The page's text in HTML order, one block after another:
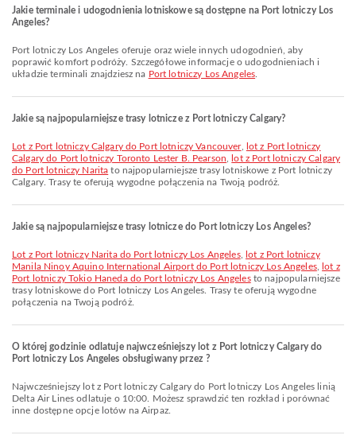
Jakie terminale i udogodnienia lotniskowe są dostępne na Port lotniczy Los
Angeles?
Port lotniczy Los Angeles oferuje oraz wiele innych udogodnień, aby
poprawić komfort podróży. Szczegółowe informacje o udogodnieniach i
układzie terminali znajdziesz na Port lotniczy Los Angeles
Jakie są najpopularniejsze trasy lotnicze z Port lotniczy Calgary?
lot z Port lotniczy Calgary do Port lotniczy Vancouver,
lot z Port lotniczy
Calgary do Port lotniczy Toronto Lester B. Pearson
lot z Port lotniczy Calgary
do Port lotniczy Narita to najpopularniejsze trasy lotniskowe z Port lotniczy
Calgary. Trasy te oferują wygodne połączenia na Twoją podróż.
Jakie są najpopularniejsze trasy lotnicze do Port lotniczy Los Angeles?
lot z Port lotniczy Narita do Port lotniczy Los Angeles,
lot z Port lotniczy
Manila Ninoy Aquino International Airport do Port lotniczy Los Angeles,
lot z
Port lotniczy Tokio Haneda do Port lotniczy Los Angelesto najpopularniejsze
trasy lotniskowe do Port lotniczy Los Angeles. Trasy te oferują wygodne
połączenia na Twoją podróż.
O której godzinie odlatuje najwcześniejszy lot z Port lotniczy Calgary do
Port lotniczy Los Angeles obsługiwany przez ?
Najwcześniejszy lot z Port lotniczy Calgary do Port lotniczy Los Angeles linią
Delta Air Lines odlatuje o 10:00. Możesz sprawdzić ten rozkład i porównać
inne dostępne opcje lotów na Airpaz.